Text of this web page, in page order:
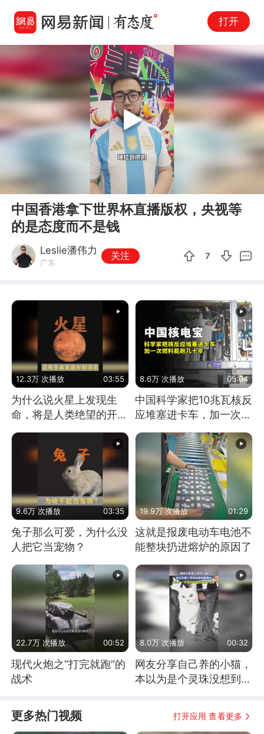
打开
Play
中国香港拿下世界杯直播版权，央视等
的是态度而不是钱
Leslie潘伟力
广东
关注 7
12.3万 次播放 03:55
为什么说火星上发现生
命，将是人类绝望的开
始？
8.6万 次播放 05:04
中国科学家把10兆瓦核反
应堆塞进卡车，加一次燃
料能跑几十年
9.6万 次播放 03:35
兔子那么可爱，为什么没
人把它当宠物？
19.9万 次播放 01:29
这就是报废电动车电池不
能整块扔进熔炉的原因了
22.7万 次播放 00:52
现代火炮之“打完就跑”的
战术
8.0万 次播放 00:32
网友分享自己养的小猫，
本以为是个灵珠没想到是
更多热门视频 打开应用 查看更多